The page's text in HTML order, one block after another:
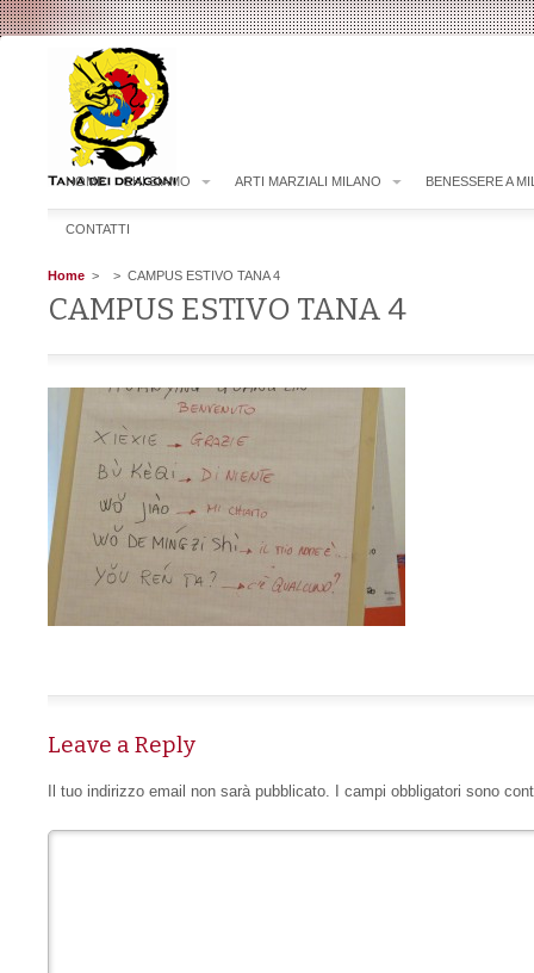
HOME CHI SIAMO ARTI MARZIALI MILANO BENESSERE A
CONTATTI
Home > > CAMPUS ESTIVO TANA 4
CAMPUS ESTIVO TANA 4
Leave a Reply
Il tuo indirizzo email non sarà pubblicato. I campi obbligatori sono